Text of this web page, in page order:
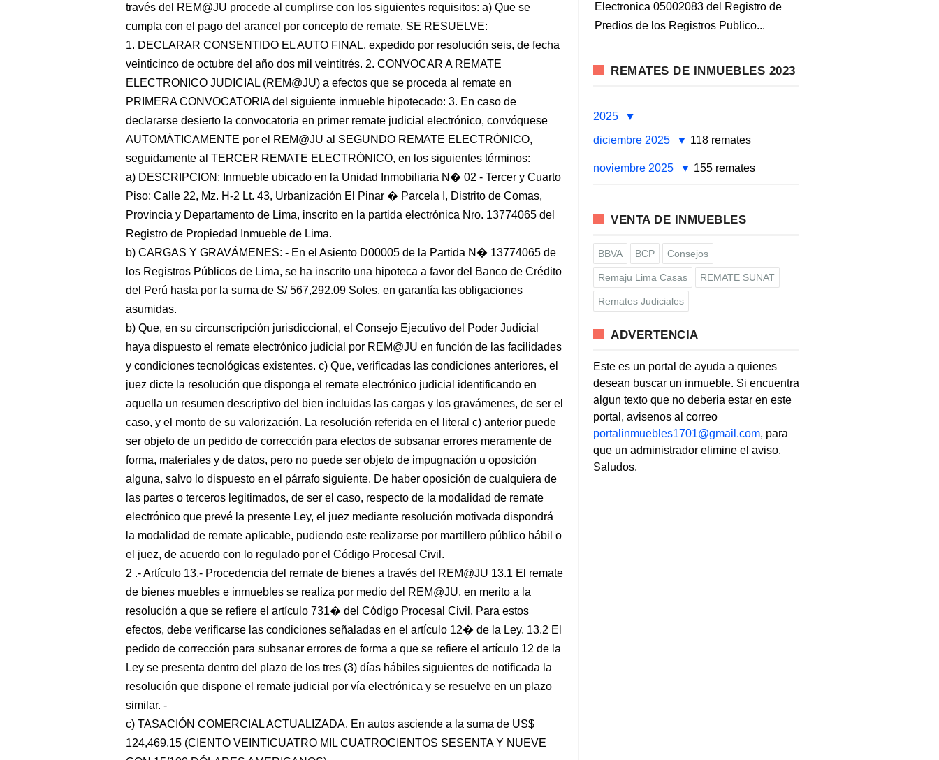
través del REM@JU procede al cumplirse con los siguientes requisitos: a) Que se
cumpla con el pago del arancel por concepto de remate. SE RESUELVE:
1. DECLARAR CONSENTIDO EL AUTO FINAL, expedido por resolución seis, de fecha
veinticinco de octubre del año dos mil veintitrés. 2. CONVOCAR A REMATE
ELECTRONICO JUDICIAL (REM@JU) a efectos que se proceda al remate en
PRIMERA CONVOCATORIA del siguiente inmueble hipotecado: 3. En caso de
declararse desierto la convocatoria en primer remate judicial electrónico, convóquese
AUTOMÁTICAMENTE por el REM@JU al SEGUNDO REMATE ELECTRÓNICO,
seguidamente al TERCER REMATE ELECTRÓNICO, en los siguientes términos:
a) DESCRIPCION: Inmueble ubicado en la Unidad Inmobiliaria N� 02 - Tercer y Cuarto
Piso: Calle 22, Mz. H-2 Lt. 43, Urbanización El Pinar � Parcela I, Distrito de Comas,
Provincia y Departamento de Lima, inscrito en la partida electrónica Nro. 13774065 del
Registro de Propiedad Inmueble de Lima.
b) CARGAS Y GRAVÁMENES: - En el Asiento D00005 de la Partida N� 13774065 de
los Registros Públicos de Lima, se ha inscrito una hipoteca a favor del Banco de Crédito
del Perú hasta por la suma de S/ 567,292.09 Soles, en garantía las obligaciones
asumidas.
b) Que, en su circunscripción jurisdiccional, el Consejo Ejecutivo del Poder Judicial
haya dispuesto el remate electrónico judicial por REM@JU en función de las facilidades
y condiciones tecnológicas existentes. c) Que, verificadas las condiciones anteriores, el
juez dicte la resolución que disponga el remate electrónico judicial identificando en
aquella un resumen descriptivo del bien incluidas las cargas y los gravámenes, de ser el
caso, y el monto de su valorización. La resolución referida en el literal c) anterior puede
ser objeto de un pedido de corrección para efectos de subsanar errores meramente de
forma, materiales y de datos, pero no puede ser objeto de impugnación u oposición
alguna, salvo lo dispuesto en el párrafo siguiente. De haber oposición de cualquiera de
las partes o terceros legitimados, de ser el caso, respecto de la modalidad de remate
electrónico que prevé la presente Ley, el juez mediante resolución motivada dispondrá
la modalidad de remate aplicable, pudiendo este realizarse por martillero público hábil o
el juez, de acuerdo con lo regulado por el Código Procesal Civil.
2 .- Artículo 13.- Procedencia del remate de bienes a través del REM@JU 13.1 El remate
de bienes muebles e inmuebles se realiza por medio del REM@JU, en merito a la
resolución a que se refiere el artículo 731� del Código Procesal Civil. Para estos
efectos, debe verificarse las condiciones señaladas en el artículo 12� de la Ley. 13.2 El
pedido de corrección para subsanar errores de forma a que se refiere el artículo 12 de la
Ley se presenta dentro del plazo de los tres (3) días hábiles siguientes de notificada la
resolución que dispone el remate judicial por vía electrónica y se resuelve en un plazo
similar. -
c) TASACIÓN COMERCIAL ACTUALIZADA. En autos asciende a la suma de US$
124,469.15 (CIENTO VEINTICUATRO MIL CUATROCIENTOS SESENTA Y NUEVE
Electronica 05002083 del Registro de
Predios de los Registros Publico...
REMATES DE INMUEBLES 2023
2025
diciembre 2025
118 remates
noviembre 2025 155 remates
VENTA DE INMUEBLES
BBVA BCP Consejos
Remaju Lima Casas REMATE SUNAT
Remates Judiciales
ADVERTENCIA
Este es un portal de ayuda a quienes
desean buscar un inmueble. Si encuentra
algun texto que no deberia estar en este
portal, avisenos al correo
portalinmuebles1701@gmail.com, para
que un administrador elimine el aviso.
Saludos.